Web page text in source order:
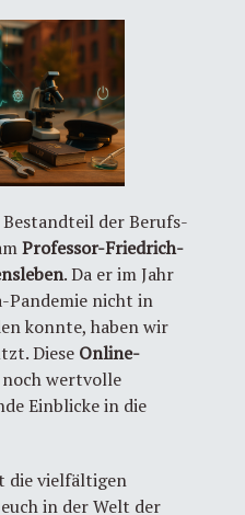
der Berufs-
Professor-Friedrich-
. Da er im Jahr
Pandemie nicht in
konnte, haben wir
Diese Online-
wertvolle
Einblicke in die
die vielfältigen
in der Welt der